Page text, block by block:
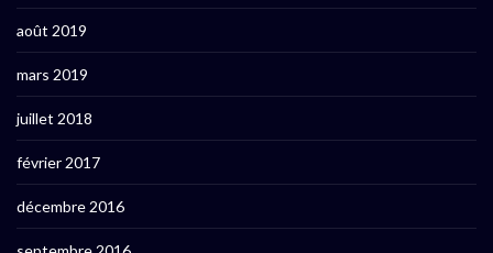
août 2019
mars 2019
juillet 2018
février 2017
décembre 2016